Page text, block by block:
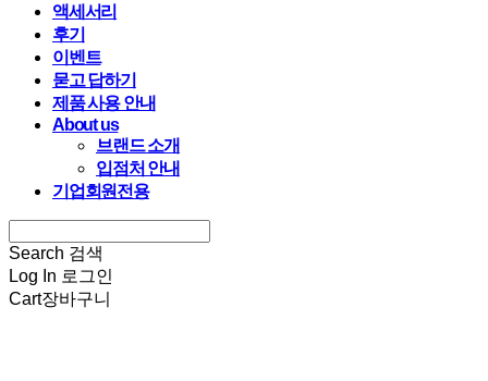
액세서리
후기
이벤트
묻고 답하기
제품 사용 안내
About us
브랜드 소개
입점처 안내
기업회원전용
Search 검색
Log In 로그인
Cart장바구니